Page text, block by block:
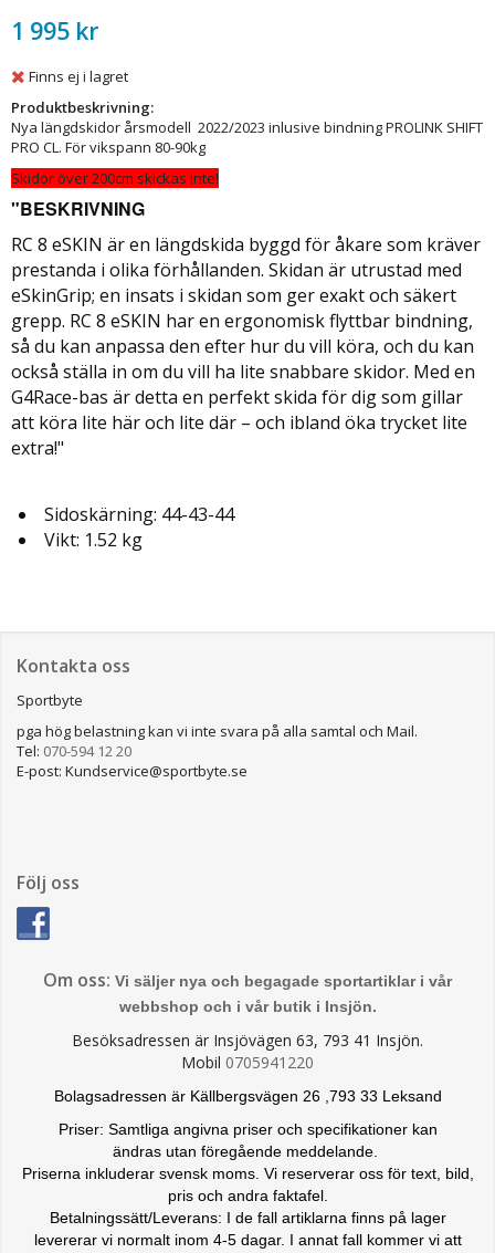
1 995 kr
Finns ej i lagret
Produktbeskrivning:
Nya längdskidor årsmodell 2022/2023 inlusive bindning PROLINK SHIFT
PRO CL. För vikspann 80-90kg
Skidor över 200cm skickas inte!
"BESKRIVNING
RC 8 eSKIN är en längdskida byggd för åkare som kräver
prestanda i olika förhållanden. Skidan är utrustad med
eSkinGrip; en insats i skidan som ger exakt och säkert
grepp. RC 8 eSKIN har en ergonomisk flyttbar bindning,
så du kan anpassa den efter hur du vill köra, och du kan
också ställa in om du vill ha lite snabbare skidor. Med en
G4Race-bas är detta en perfekt skida för dig som gillar
att köra lite här och lite där – och ibland öka trycket lite
extra!"
Sidoskärning: 44-43-44
Vikt: 1.52 kg
Kontakta oss
Sportbyte
pga hög belastning kan vi inte svara på alla samtal och Mail.
Tel: 070-594 12 20
E-post: Kundservice@sportbyte.se
Följ oss
Om oss: Vi säljer nya och begagade sportartiklar i vår
webbshop och i vår butik i Insjön.
Besöksadressen är Insjövägen 63, 793 41 Insjön.
Mobil 0705941220
Bolagsadressen är Källbergsvägen 26 ,793 33 Leksand
Priser: Samtliga angivna priser och specifikationer kan
ändras utan föregående meddelande.
Priserna inkluderar svensk moms. Vi reserverar oss för text, bild,
pris och andra faktafel.
Betalningssätt/Leverans: I de fall artiklarna finns på lager
levererar vi normalt inom 4-5 dagar. I annat fall kommer vi att